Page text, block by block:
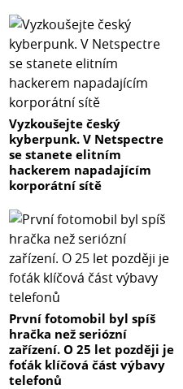
Vyzkoušejte český
kyberpunk. V Netspectre
se stanete elitním
hackerem napadajícím
korporátní sítě
První fotomobil byl spíš
hračka než seriózní
zařízení. O 25 let později je
foťák klíčová část výbavy
telefonů